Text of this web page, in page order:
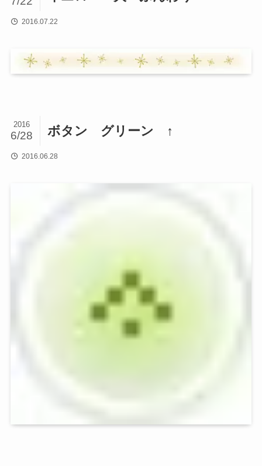
2016.07.22
ボタン グリーン ↑
2016
6/28
2016.06.28